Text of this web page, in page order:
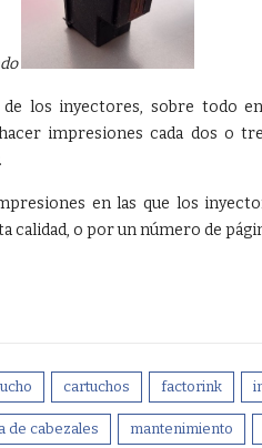
de los inyectores, sobre todo
impresiones cada dos o
en las que los
calidad, o por un número de
cartuchos factorink
de cabezales mantenimiento